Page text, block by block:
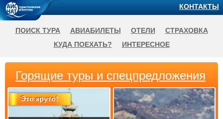
Горящие туры и спецпредложения
Это круто!
КОНТАКТЫ
ПОИСК ТУРА АВИАБИЛЕТЫ ОТЕЛИ
СТРАХОВКА
КУДА ПОЕХАТЬ?
ИНТЕРЕСНОЕ